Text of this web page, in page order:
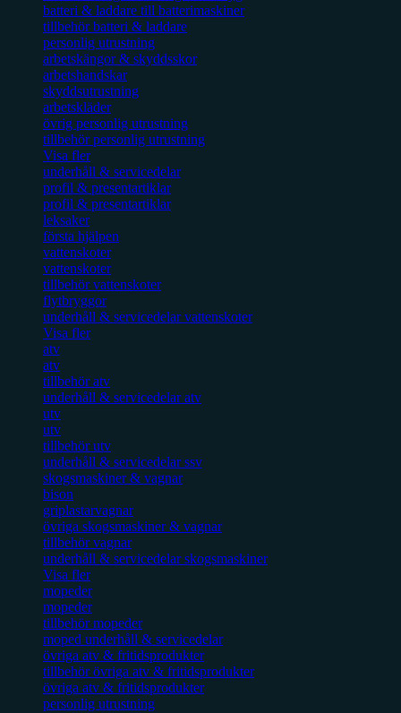
batteri & laddare till batterimaskiner
tillbehör batteri & laddare
personlig utrustning
arbetskängor & skyddsskor
arbetshandskar
skyddsutrustning
arbetskläder
övrig personlig utrustning
tillbehör personlig utrustning
Visa fler
underhåll & servicedelar
profil & presentartiklar
profil & presentartiklar
leksaker
första hjälpen
vattenskoter
vattenskoter
tillbehör vattenskoter
flytbryggor
underhåll & servicedelar vattenskoter
Visa fler
atv
atv
tillbehör atv
underhåll & servicedelar atv
utv
utv
tillbehör utv
underhåll & servicedelar ssv
skogsmaskiner & vagnar
bison
griplastarvagnar
övriga skogsmaskiner & vagnar
tillbehör vagnar
underhåll & servicedelar skogsmaskiner
Visa fler
mopeder
mopeder
tillbehör mopeder
moped underhåll & servicedelar
övriga atv & fritidsprodukter
tillbehör övriga atv & fritidsprodukter
övriga atv & fritidsprodukter
personlig utrustning